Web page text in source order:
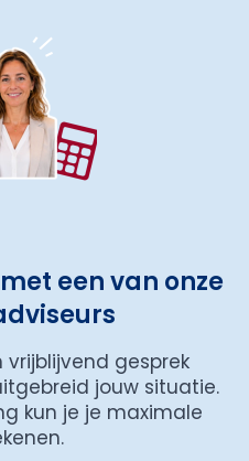
een van onze
vrijblijvend gesprek
jouw situatie.
kun je je maximale